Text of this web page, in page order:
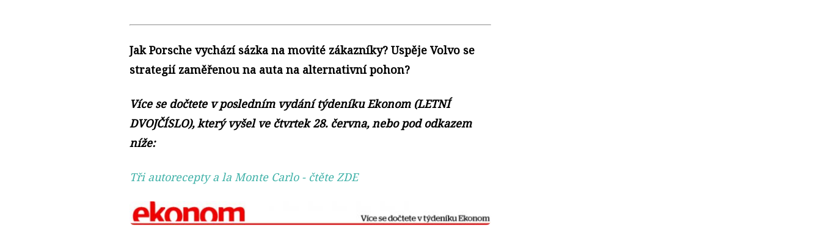
Jak Porsche vychází sázka na movité zákazníky? Uspěje Volvo se
strategií zaměřenou na auta na alternativní pohon?
Více se dočtete v posledním vydání týdeníku Ekonom (LETNÍ
DVOJČÍSLO), který vyšel ve čtvrtek 28. června, nebo pod odkazem
níže:
Tři autorecepty a la Monte Carlo- čtěte ZDE